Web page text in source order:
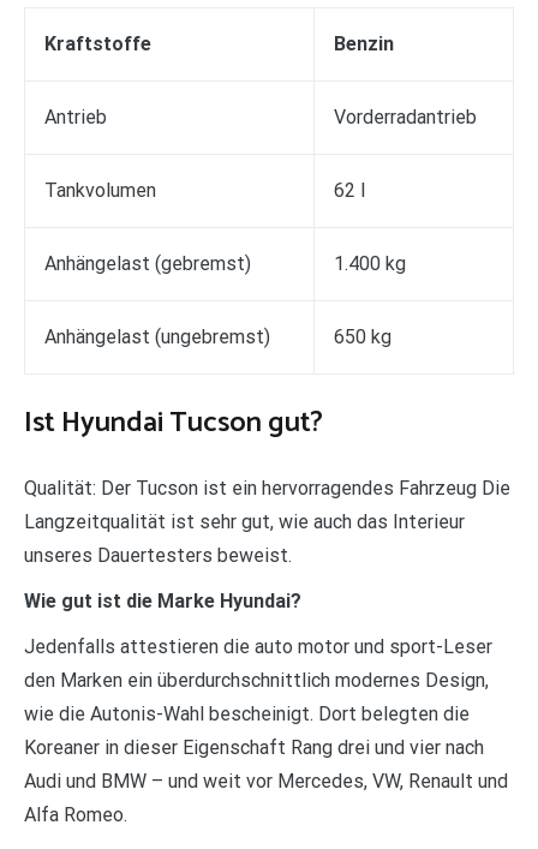
Kraftstoffe Benzin
Antrieb Vorderradantrieb
Tankvolumen 62 l
Anhängelast (gebremst) 1.400 kg
Anhängelast (ungebremst) 650 kg
Ist Hyundai Tucson gut?
Qualität: Der Tucson ist ein hervorragendes Fahrzeug Die
Langzeitqualität ist sehr gut, wie auch das Interieur
unseres Dauertesters beweist.
Wie gut ist die Marke Hyundai?
Jedenfalls attestieren die auto motor und sport-Leser
den Marken ein überdurchschnittlich modernes Design,
wie die Autonis-Wahl bescheinigt. Dort belegten die
Koreaner in dieser Eigenschaft Rang drei und vier nach
Audi und BMW – und weit vor Mercedes, VW, Renault und
Alfa Romeo.